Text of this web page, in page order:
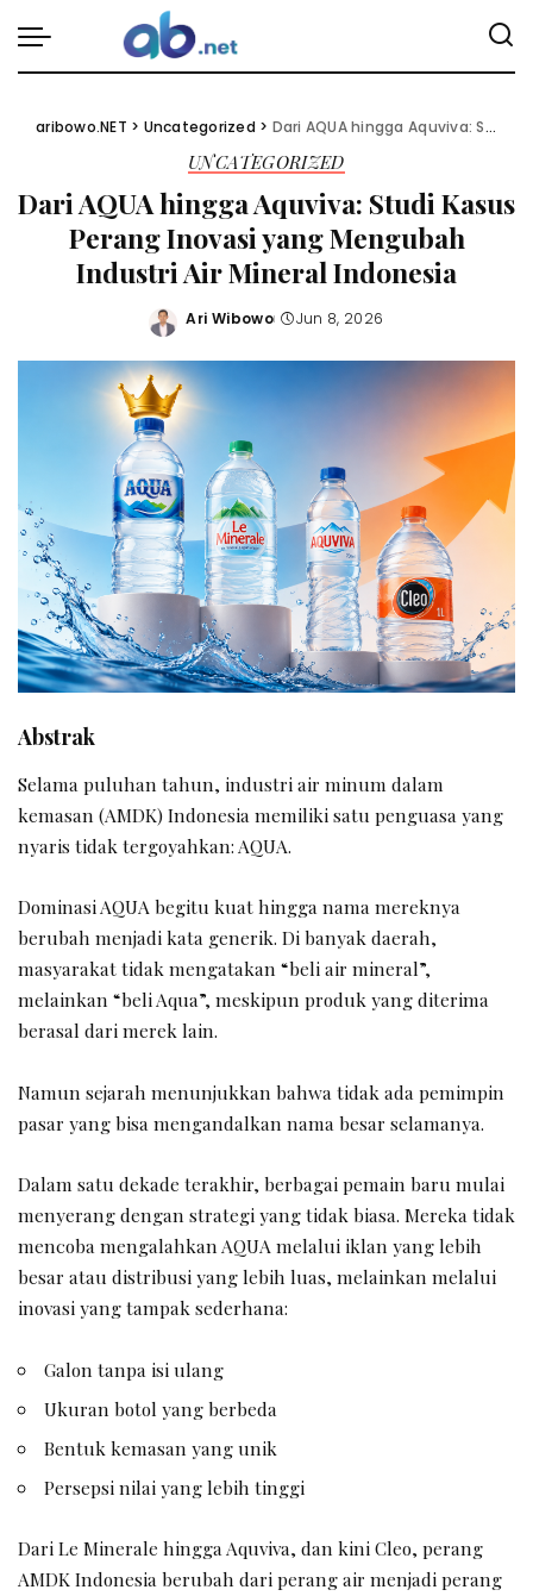
aribowo.NET > Uncategorized > Dari AQUA hingga Aquviva: Studi Kasus Perang Inovasi yang Mengubah Industri Air Mineral Indonesia
UNCATEGORIZED
Dari AQUA hingga Aquviva: Studi Kasus
Perang Inovasi yang Mengubah
Industri Air Mineral Indonesia
Posted
Ari Wibowo Jun 8, 2026
Abstrak
Selama puluhan tahun, industri air minum dalam
kemasan (AMDK) Indonesia memiliki satu penguasa yang
nyaris tidak tergoyahkan: AQUA.
Dominasi AQUA begitu kuat hingga nama mereknya
berubah menjadi kata generik. Di banyak daerah,
masyarakat tidak mengatakan “beli air mineral”,
melainkan “beli Aqua”, meskipun produk yang diterima
berasal dari merek lain.
Namun sejarah menunjukkan bahwa tidak ada pemimpin
pasar yang bisa mengandalkan nama besar selamanya.
Dalam satu dekade terakhir, berbagai pemain baru mulai
menyerang dengan strategi yang tidak biasa. Mereka tidak
mencoba mengalahkan AQUA melalui iklan yang lebih
besar atau distribusi yang lebih luas, melainkan melalui
inovasi yang tampak sederhana:
Galon tanpa isi ulang
Ukuran botol yang berbeda
Bentuk kemasan yang unik
Persepsi nilai yang lebih tinggi
Dari Le Minerale hingga Aquviva, dan kini Cleo, perang
AMDK Indonesia berubah dari perang air menjadi perang